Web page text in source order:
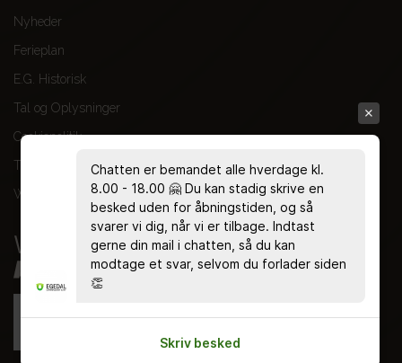
Nyheder
Ferieplan
E.G. Historisk
Tal og Oplysninger
Cookiepolitik
Tilgængelighedserklæring
Whistleblowerservice
Chatten er bemandet alle hverdage kl.
8.00 - 18.00 🤗 Du kan stadig skrive en
besked uden for åbningstiden, og så
svarer vi dig, når vi er tilbage. Indtast
gerne din mail i chatten, så du kan
modtage et svar, selvom du forlader siden
👏
Skriv besked